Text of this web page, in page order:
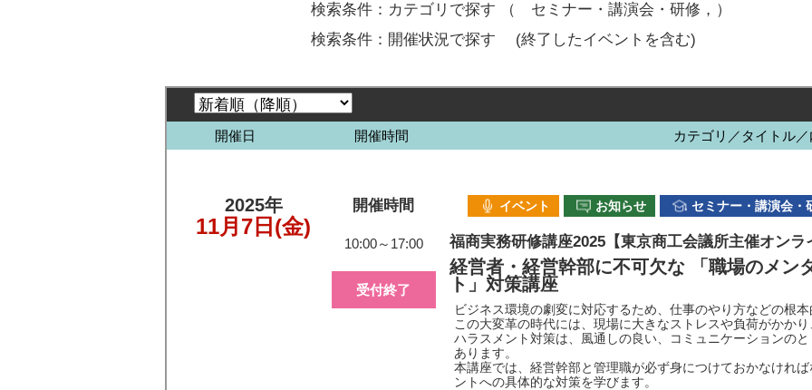
検索条件：カテゴリで探す （ セミナー・講演会・研修， ）
検索条件：開催状況で探す (終了したイベントを含む)
開催日 開催時間 カテゴリ／タイトル
2025年
11月7日 (金)
開催時間
10:00～17:00
受付終了
イベント お知らせ セミナー・講演会・
福商実務研修講座2025【東京商工会議所主催オンラ
経営者・経営幹部に不可欠な 「職場のメン
ト」対策講座
ビジネス環境の劇変に対応するため、仕事のやり方などの根
この大変革の時代には、現場に大きなストレスや負荷がかか
ハラスメント対策は、風通しの良い、コミュニケーションの
あります。
本講座では、経営幹部と管理職が必ず身につけておかなけれ
ントへの具体的な対策を学びます。